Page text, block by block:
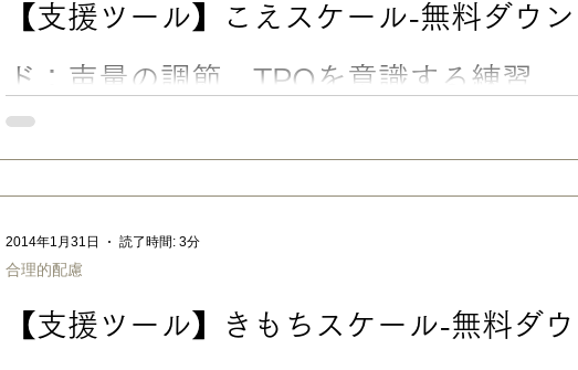
Ⅲ） 次男は普段、一見トラブルなどは少ない子なのですが、これはさすがにヤバイ！と思いま
したよ。 発達障害のある子もない子も、外国人の子も、 必要な時に「分かりませ
【支援ツール】こえスケール-無料ダウ
ド：声量の調節、TPOを意識する練習
ルスキルトレーニングの視覚支援ツール「こえスケール」の無料PDFダウンロー
て、注意されることが多くなってしまいます。 でも、発達のゆっくりな子の中に
のコントロールがうまくいかず、本人の意図しないような大きな声が急に出てしま
いつも大きな声がでてしまう子は、全身の力加減ができるようなスクワットや腹筋
と、以前ご紹介した木村順さんの 「読み書き遊びコミュニケーション遊び」 の本
【支援ツール】きもちスケール-無料ダ
合理的配慮
2014年1月31日 読了時間: 3分